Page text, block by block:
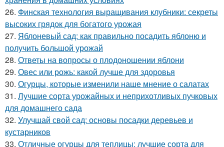
26. Финская технология выращивания клубники: секреты
высоких грядок для богатого урожая
27. Яблоневый сад: как правильно посадить яблоню и
получить большой урожай
28. Ответы на вопросы о плодоношении яблони
29. Овес или рожь: какой лучше для здоровья
30. Огурцы, которые изменили наше мнение о салатах
31. Лучшие сорта урожайных и неприхотливых пучковых
для домашнего сада
32. Улучшай свой сад: основы посадки деревьев и
кустарников
33. Отличные огурцы для теплицы: лучшие сорта для